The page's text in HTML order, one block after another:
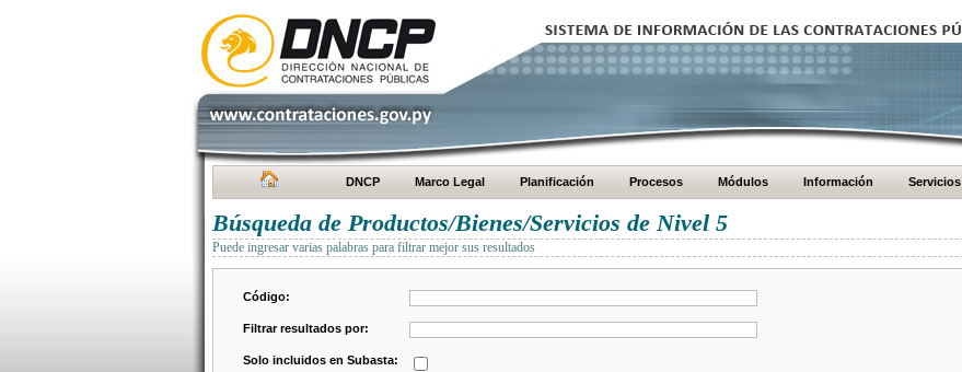
DNCP Marco Legal Planificación Procesos Módulos Información Servicios
Búsqueda de Productos/Bienes/Servicios de Nivel 5
Puede ingresar varias palabras para filtrar mejor sus resultados
Código:
Filtrar resultados por:
Solo incluidos en Subasta: